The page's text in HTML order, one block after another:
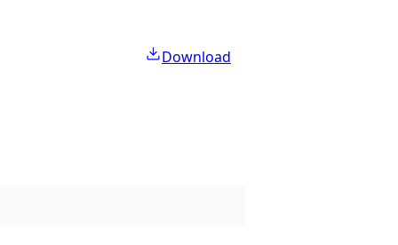
Download